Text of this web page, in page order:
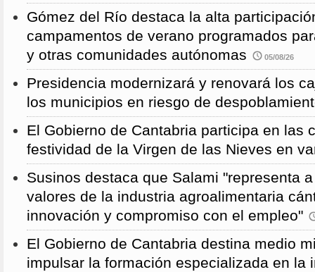
Gómez del Río destaca la alta
campamentos de verano programados
y otras comunidades autónomas
05/08/26
Presidencia modernizará y renovará los
los municipios en riesgo de
El Gobierno de Cantabria participa en las
festividad de la Virgen de las Nieves en
Susinos destaca que Salami "representa
valores de la industria agroalimentaria
innovación y compromiso con el empleo"
El Gobierno de Cantabria destina medio
impulsar la formación especializada en la